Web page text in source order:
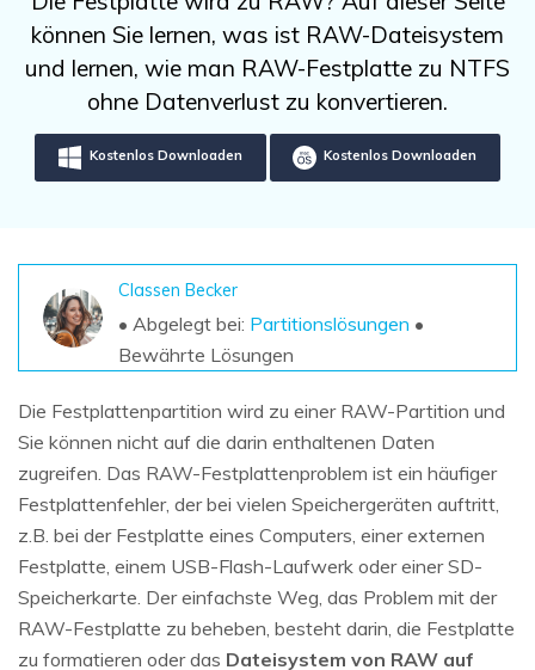
Unbegrenzte Daten vom Mac-System
wiederherstellen
Kostenlos Testen
Weitere Produkte
UBackit - Datensicherung
Datenverlust-Szenarien
ALLE FUNKTIONEN ENTDECKEN
Sign In
search
können Sie lernen, was ist RAW-Dateisystem
und lernen, wie man RAW-Festplatte zu NTFS
ohne Datenverlust zu konvertieren.
Kostenlos Downloaden Kostenlos Downloaden
Classen Becker
• Abgelegt bei: Partitionslösungen •
Bewährte Lösungen
Die Festplattenpartition wird zu einer RAW-Partition und
Sie können nicht auf die darin enthaltenen Daten
zugreifen. Das RAW-Festplattenproblem ist ein häufiger
Festplattenfehler, der bei vielen Speichergeräten auftritt,
z.B. bei der Festplatte eines Computers, einer externen
Festplatte, einem USB-Flash-Laufwerk oder einer SD-
Speicherkarte. Der einfachste Weg, das Problem mit der
RAW-Festplatte zu beheben, besteht darin, die Festplatte
zu formatieren oder das Dateisystem von RAW auf